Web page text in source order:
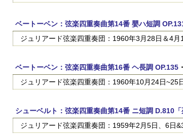
ベートーベン：弦楽四重奏曲第14番 嬰ハ短調
ジュリアード弦楽四重奏団：1960年3月28日＆4月
ベートーベン：弦楽四重奏曲第16番 ヘ長調 OP.135
ジュリアード弦楽四重奏団：1960年10月24日~25
シューベルト：弦楽四重奏曲第14番 ニ短調 D.810「
ジュリアード弦楽四重奏団：1959年2月5日、6日